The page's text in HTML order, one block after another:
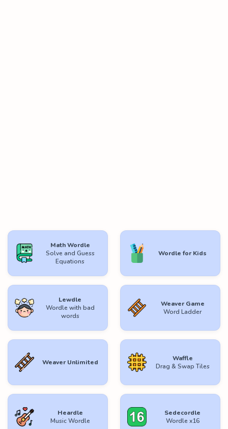
Math Wordle
Solve and Guess
Equations
Wordle for Kids
Lewdle
Wordle with bad
words
Weaver Game
Word Ladder
Weaver Unlimited
Waffle
Drag & Swap Tiles
Heardle
Music Wordle
Sedecordle
Wordle x16